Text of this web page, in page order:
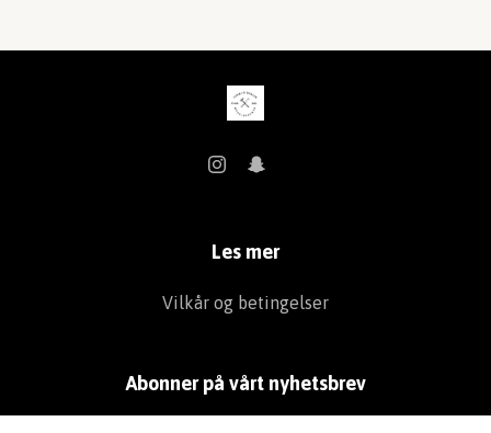
Les mer
Vilkår og betingelser
Abonner på vårt nyhetsbrev